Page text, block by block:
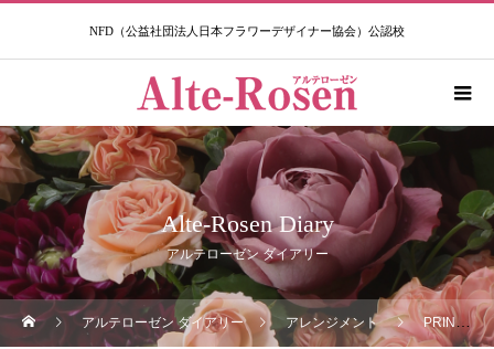
NFD（公益社団法人日本フラワーデザイナー協会）公認校​
Alte-Rosen Diary
アルテローゼン ダイアリー
アルテローゼン ダイアリー アレンジメント PRINCE MIMOSA WORKSHOP